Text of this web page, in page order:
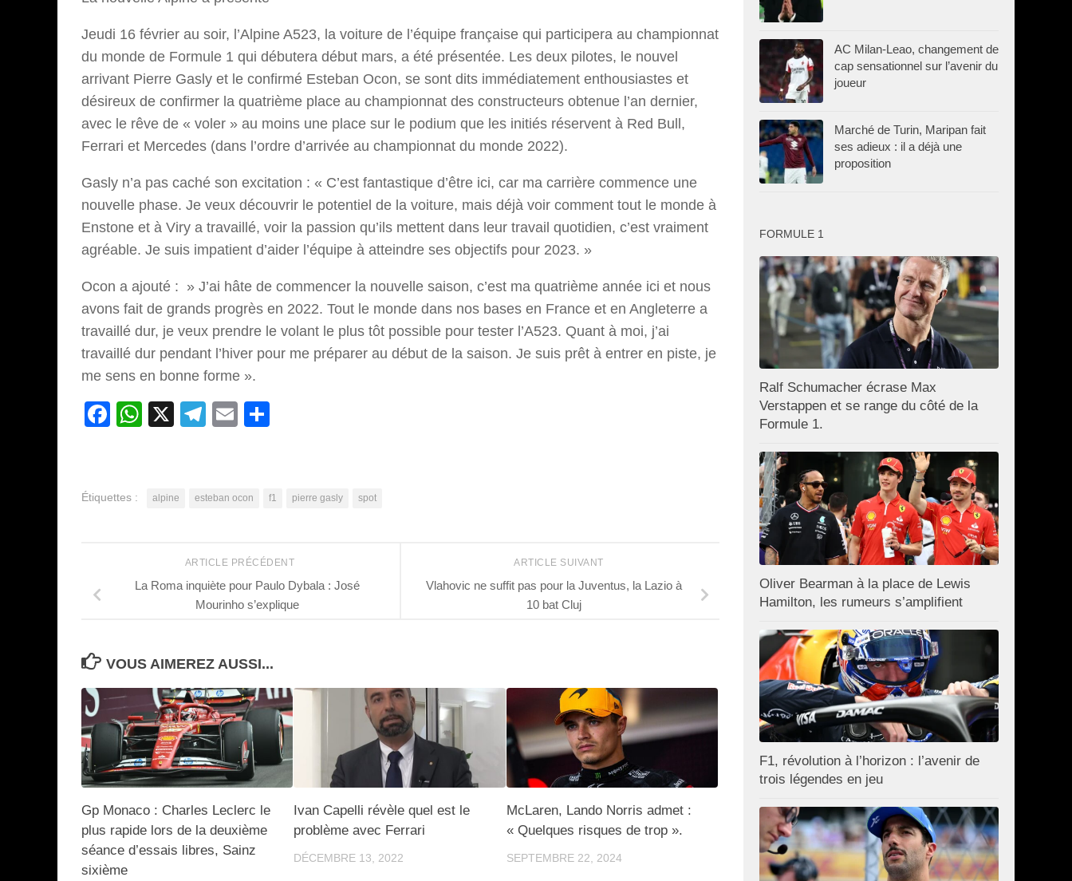
Jeudi 16 février au soir, l’Alpine A523, la voiture de l’équipe française qui participera au championnat
du monde de Formule 1 qui débutera début mars, a été présentée. Les deux pilotes, le nouvel
arrivant Pierre Gasly et le confirmé Esteban Ocon, se sont dits immédiatement enthousiastes et
désireux de confirmer la quatrième place au championnat des constructeurs obtenue l’an dernier,
avec le rêve de « voler » au moins une place sur le podium que les initiés réservent à Red Bull,
Ferrari et Mercedes (dans l’ordre d’arrivée au championnat du monde 2022).
Gasly n’a pas caché son excitation : « C’est fantastique d’être ici, car ma carrière commence une
nouvelle phase. Je veux découvrir le potentiel de la voiture, mais déjà voir comment tout le monde à
Enstone et à Viry a travaillé, voir la passion qu’ils mettent dans leur travail quotidien, c’est vraiment
agréable. Je suis impatient d’aider l’équipe à atteindre ses objectifs pour 2023. »
Ocon a ajouté : » J’ai hâte de commencer la nouvelle saison, c’est ma quatrième année ici et nous
avons fait de grands progrès en 2022. Tout le monde dans nos bases en France et en Angleterre a
travaillé dur, je veux prendre le volant le plus tôt possible pour tester l’A523. Quant à moi, j’ai
travaillé dur pendant l’hiver pour me préparer au début de la saison. Je suis prêt à entrer en piste, je
me sens en bonne forme ».
Facebook
WhatsApp
X Telegram
Email
Étiquettes : alpine esteban ocon f1 pierre gasly spot
ARTICLE SUIVANT
Vlahovic ne suffit pas pour la Juventus, la Lazio à
10 bat Cluj
ARTICLE PRÉCÉDENT
La Roma inquiète pour Paulo Dybala : José
Mourinho s’explique
VOUS AIMEREZ AUSSI...
Gp Monaco : Charles Leclerc le
plus rapide lors de la deuxième
séance d’essais libres, Sainz
sixième
Ivan Capelli révèle quel est le
problème avec Ferrari
DÉCEMBRE 13, 2022
McLaren, Lando Norris admet :
« Quelques risques de trop ».
SEPTEMBRE 22, 2024
AC Milan-Leao, changement de
cap sensationnel sur l’avenir du
joueur
Marché de Turin, Maripan fait
ses adieux : il a déjà une
proposition
FORMULE 1
Ralf Schumacher écrase Max
Verstappen et se range du côté de la
Formule 1.
Oliver Bearman à la place de Lewis
Hamilton, les rumeurs s’amplifient
F1, révolution à l’horizon : l’avenir de
trois légendes en jeu